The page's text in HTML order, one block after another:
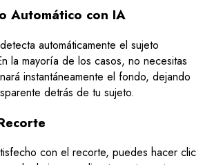
Automático con IA
automáticamente el sujeto
la mayoría de los casos, no necesitas
instantáneamente el fondo, dejando
detrás de tu sujeto.
con el recorte, puedes hacer clic